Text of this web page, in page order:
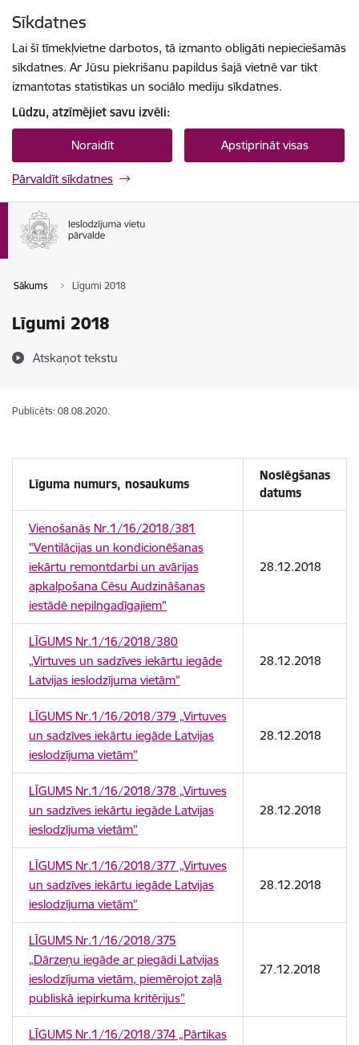
Sīkdatnes
Lai šī tīmekļvietne darbotos, tā izmanto obligāti nepieciešamās
sīkdatnes. Ar Jūsu piekrišanu papildus šajā vietnē var tikt
izmantotas statistikas un sociālo mediju sīkdatnes.
Lūdzu, atzīmējiet savu izvēli:
Noraidīt Apstiprināt visas
Pārvaldīt sīkdatnes
Sākums Līgumi 2018
Līgumi 2018
Atskaņot tekstu
Publicēts: 08.08.2020.
Līguma numurs, nosaukums
Noslēgšanas
datums
Vienošanās Nr.1/16/2018/381
"Ventilācijas un kondicionēšanas
iekārtu remontdarbi un avārijas
apkalpošana Cēsu Audzināšanas
iestādē nepilngadīgajiem"
28.12.2018
LĪGUMS Nr.1/16/2018/380
„Virtuves un sadzīves iekārtu iegāde
Latvijas ieslodzījuma vietām”
28.12.2018
LĪGUMS Nr.1/16/2018/379 „Virtuves
un sadzīves iekārtu iegāde Latvijas
ieslodzījuma vietām”
28.12.2018
LĪGUMS Nr.1/16/2018/378 „Virtuves
un sadzīves iekārtu iegāde Latvijas
ieslodzījuma vietām”
28.12.2018
LĪGUMS Nr.1/16/2018/377 „Virtuves
un sadzīves iekārtu iegāde Latvijas
ieslodzījuma vietām”
28.12.2018
LĪGUMS Nr.1/16/2018/375
„Dārzeņu iegāde ar piegādi Latvijas
ieslodzījuma vietām, piemērojot zaļā
publiskā iepirkuma kritērijus”
27.12.2018
LĪGUMS Nr.1/16/2018/374 „Pārtikas